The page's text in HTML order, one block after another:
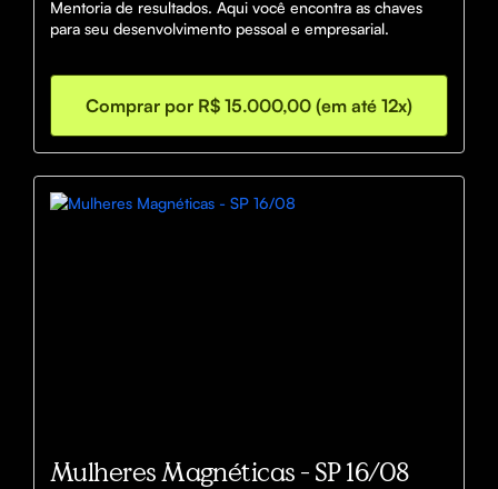
Mentoria de resultados. Aqui você encontra as chaves
para seu desenvolvimento pessoal e empresarial.
Comprar por R$ 15.000,00 (em até 12x)
Mulheres Magnéticas - SP 16/08